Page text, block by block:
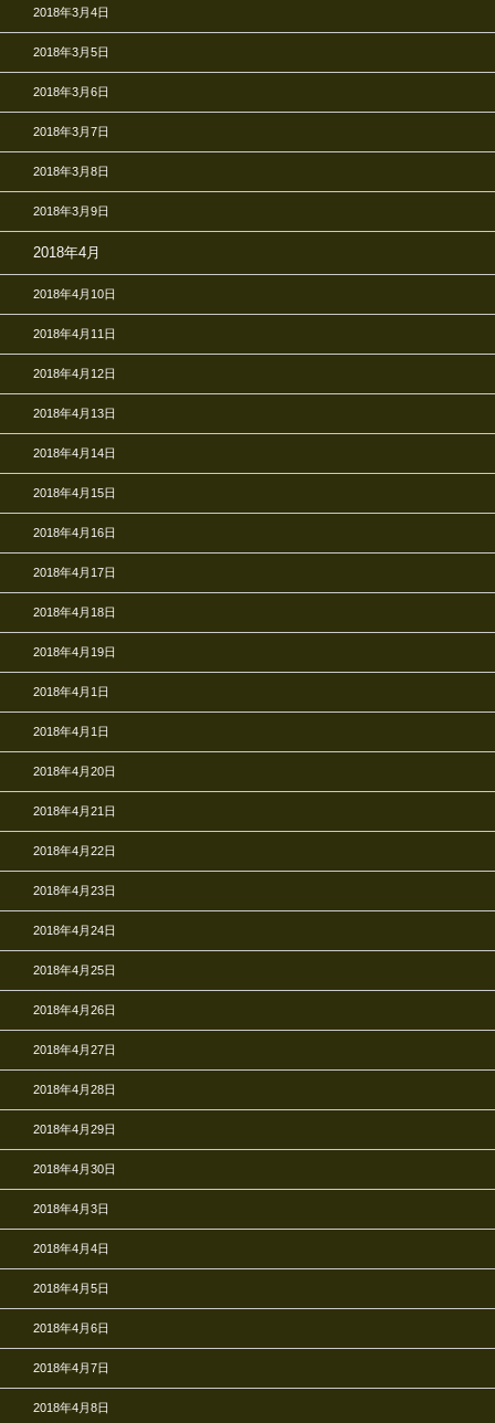
2018年3月4日
2018年3月5日
2018年3月6日
2018年3月7日
2018年3月8日
2018年3月9日
2018年4月
2018年4月10日
2018年4月11日
2018年4月12日
2018年4月13日
2018年4月14日
2018年4月15日
2018年4月16日
2018年4月17日
2018年4月18日
2018年4月19日
2018年4月1日
2018年4月1日
2018年4月20日
2018年4月21日
2018年4月22日
2018年4月23日
2018年4月24日
2018年4月25日
2018年4月26日
2018年4月27日
2018年4月28日
2018年4月29日
2018年4月30日
2018年4月3日
2018年4月4日
2018年4月5日
2018年4月6日
2018年4月7日
2018年4月8日